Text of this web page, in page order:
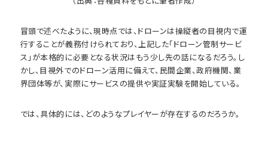
冒頭で述べたように、現時点では、ドローンは操縦者の目視内で運
行することが義務付けられており、上記した「ドローン管制サービ
ス」が本格的に必要となる状況はもう少し先の話になるだろう。し
かし、目視外でのドローン活用に備えて、民間企業、政府機関、業
界団体等が、実際にサービスの提供や実証実験を開始している。
では、具体的には、どのようなプレイヤーが存在するのだろうか。